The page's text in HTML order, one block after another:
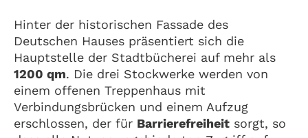
Hinter der historischen Fassade des
Deutschen Hauses präsentiert sich die
Hauptstelle der Stadtbücherei auf mehr als
1200 qm. Die drei Stockwerke werden von
einem offenen Treppenhaus mit
Verbindungsbrücken und einem Aufzug
erschlossen, der für Barrierefreiheit sorgt, so